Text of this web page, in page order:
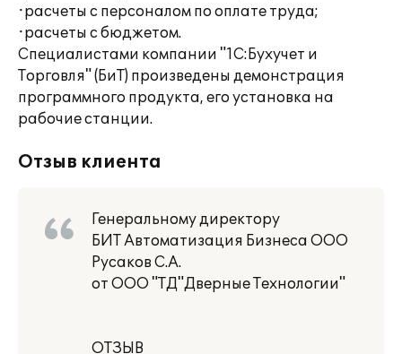
·расчеты с персоналом по оплате труда;
·расчеты с бюджетом.
Специалистами компании "1С:Бухучет и
Торговля" (БиТ) произведены демонстрация
программного продукта, его установка на
рабочие станции.
Отзыв клиента
Генеральному директору
БИТ Автоматизация Бизнеса ООО
Русаков С.А.
от ООО "ТД"Дверные Технологии"
ОТЗЫВ